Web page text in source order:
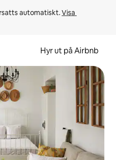
automatiskt. Visa
Hyr ut på Airbnb